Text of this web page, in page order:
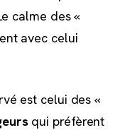
calme des «
avec celui
est celui des «
qui préfèrent